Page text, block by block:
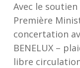
Avec le
Première
concertation
BENELUX –
libre